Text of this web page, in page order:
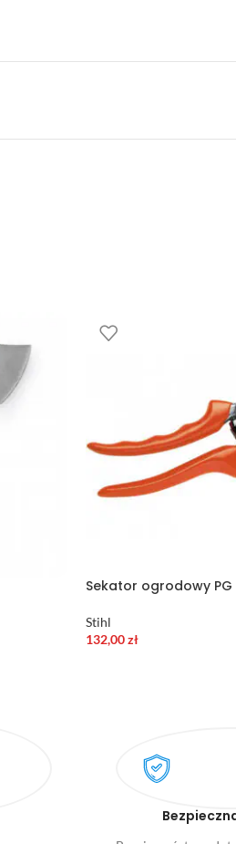
Sekator ogrodowy PG
Stihl
132,00zł